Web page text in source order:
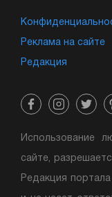
Реклама на сайте
Редакция
Использование
сайте,
Редакция